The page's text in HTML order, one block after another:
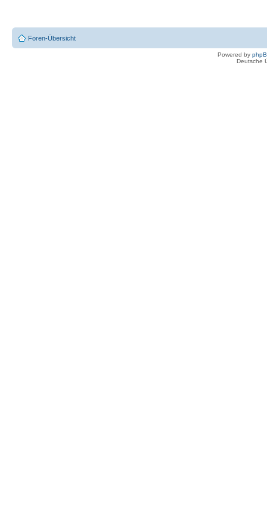
Foren-Übersicht
Powered by
Deutsche